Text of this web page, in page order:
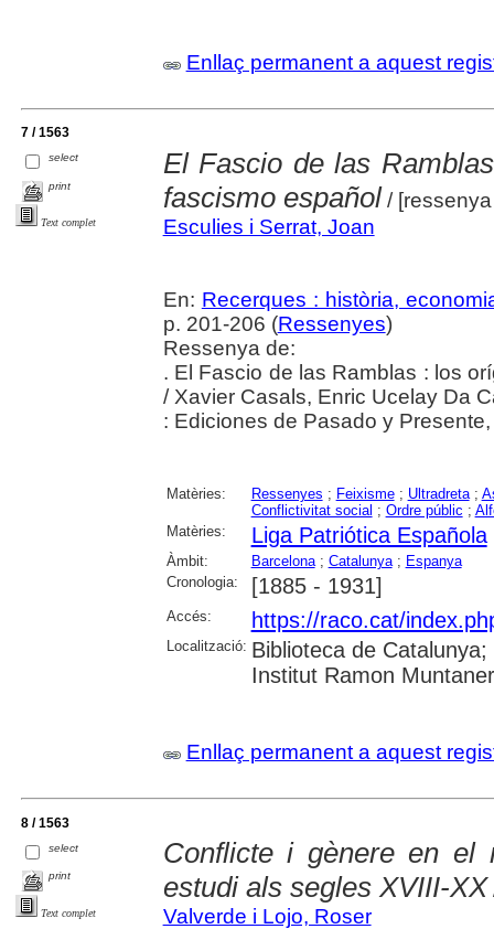
Enllaç permanent a aquest
7 / 1563
select
print
Text complet
El Fascio de las
fascismo español/
Esculies i Serrat, Joan
En: Recerques : història,
p. 201-206 (Ressenyes)
Ressenya de:
. El Fascio de las Ramblas : los
/ Xavier Casals, Enric Ucelay Da
: Ediciones de Pasado y
Matèries: Ressenyes ; Feixisme; Ultradreta;
Conflictivitat social ; Ordre públic ;
Matèries:
Liga Patriótica Española
Àmbit: Barcelona; Catalunya; Espanya
Cronologia:
[1885 - 1931]
Accés: https://raco.cat/
Localització: Biblioteca de
Institut Ramon
Enllaç permanent a aquest
8 / 1563
select
print
Text complet
Conflicte i gènere en el
estudi als segles XVIII-XX
Valverde i Lojo, Roser